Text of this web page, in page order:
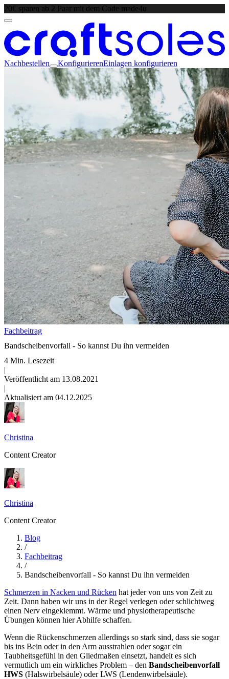
20€ sparen ab 2 Paar mit dem Code made4u
Nachbestellen KonfigurierenEinlagen konfigurieren
Fachbeitrag
Bandscheibenvorfall - So kannst Du ihn vermeiden
4 Min. Lesezeit
|
Veröffentlicht am 13.08.2021
|
Aktualisiert am 04.12.2025
Christina
Content Creator
Christina
Content Creator
Blog
/
Fachbeitrag
/
Bandscheibenvorfall - So kannst Du ihn vermeiden
Schmerzen in Nacken und Rücken hat jeder von uns von Zeit zu
Zeit. Dann haben wir uns in der Regel verlegen oder schlichtweg
einen Nerv eingeklemmt. Wärme und physiotherapeutische
Übungen können hier Abhilfe schaffen.
Wenn die Rückenschmerzen allerdings so stark sind, dass sie sogar
bis ins Bein oder in den Arm ausstrahlen oder sogar ein
Taubheitsgefühl in den Gliedmaßen einsetzt, handelt es sich
vermutlich um ein wirkliches Problem – den Bandscheibenvorfall
HWS (Halswirbelsäule) oder LWS (Lendenwirbelsäule).